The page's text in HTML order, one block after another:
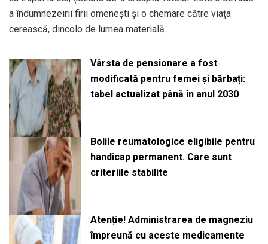
a îndumnezeirii firii omenești și o chemare către viața
cerească, dincolo de lumea materială.
Vârsta de pensionare a fost
modificată pentru femei și bărbați:
tabel actualizat până în anul 2030
Bolile reumatologice eligibile pentru
handicap permanent. Care sunt
criteriile stabilite
Atenție! Administrarea de magneziu
împreună cu aceste medicamente